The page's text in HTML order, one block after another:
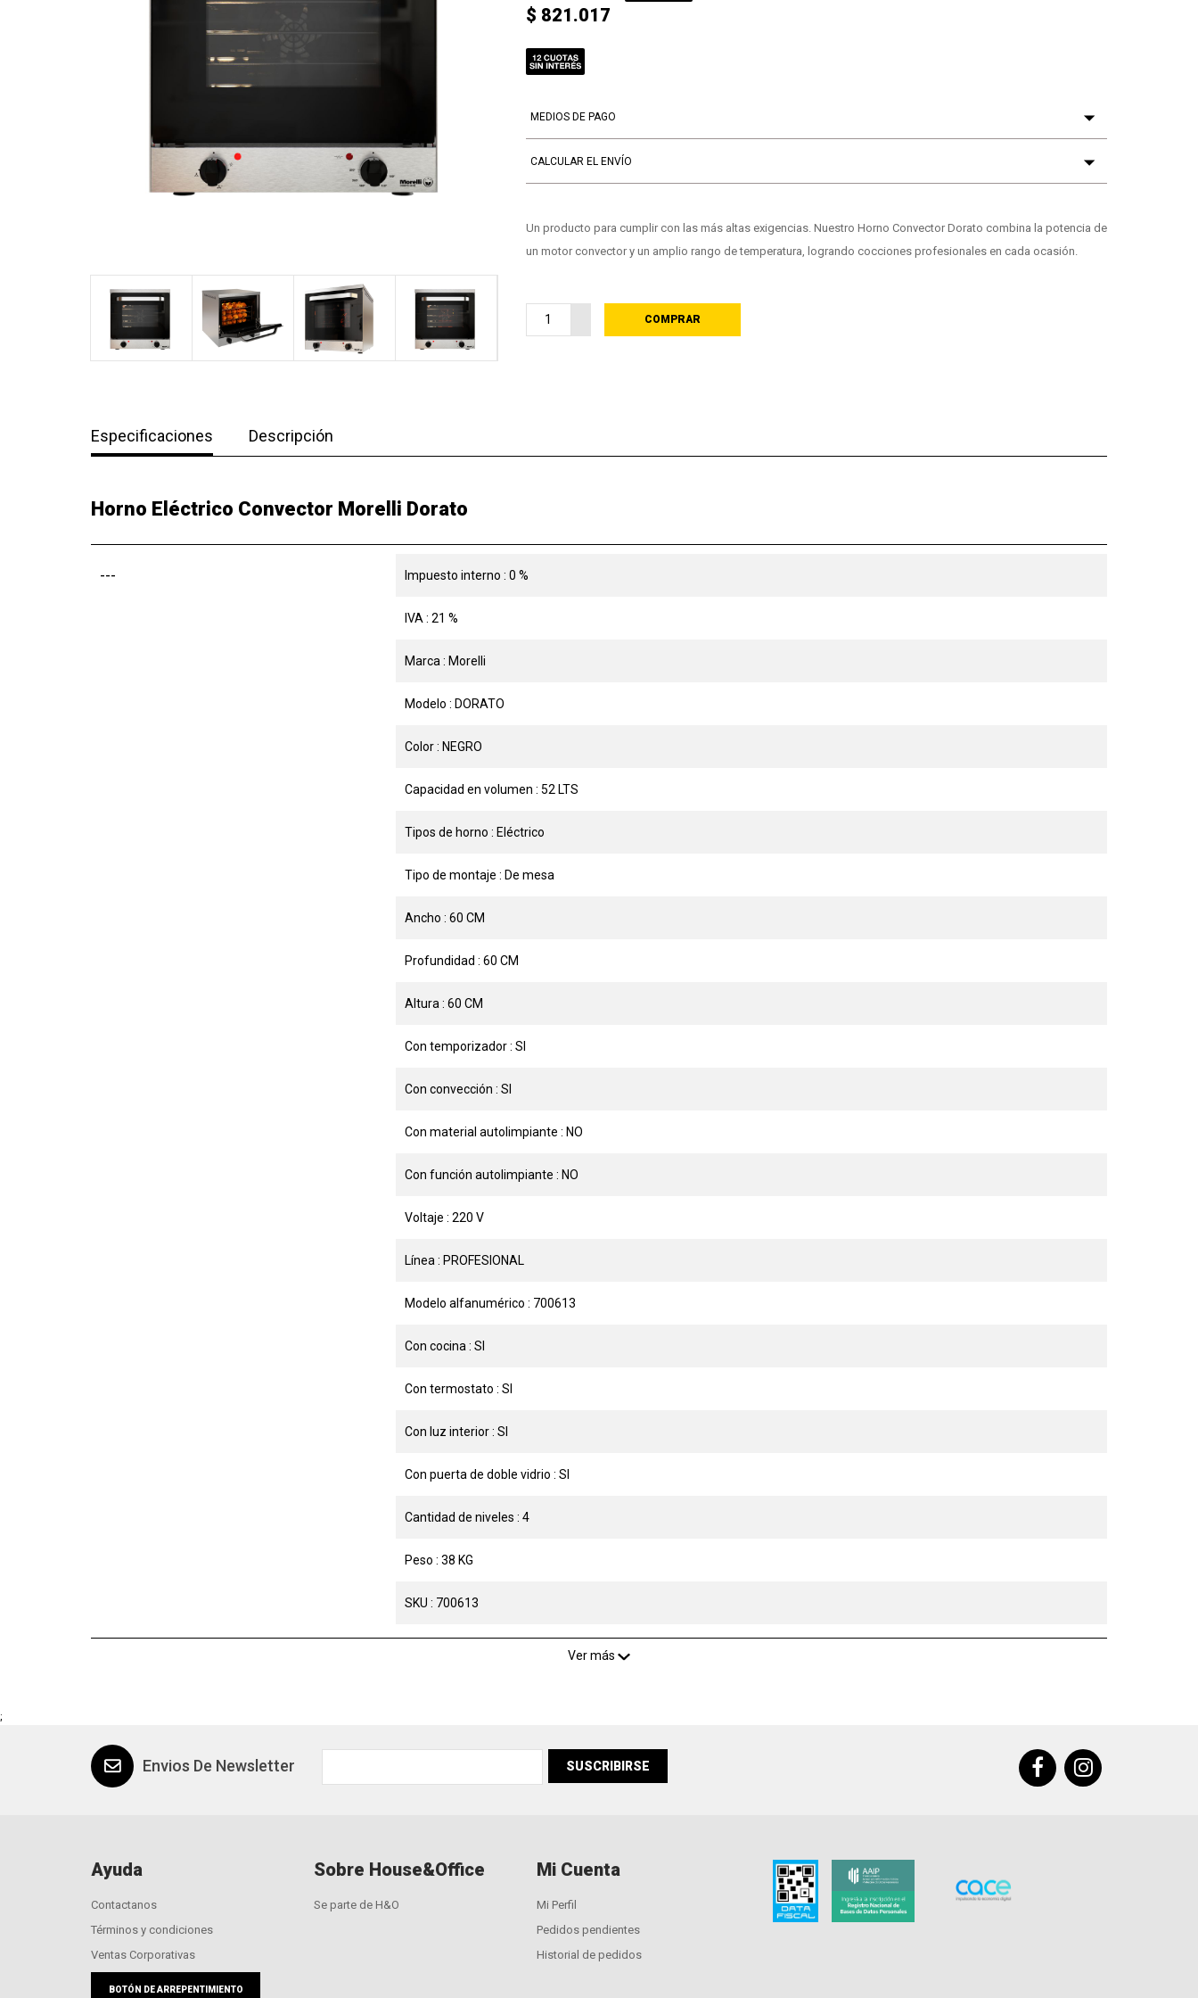
$ 821.017
MEDIOS DE PAGO
CALCULAR EL ENVÍO
Un producto para cumplir con las más altas exigencias. Nuestro Horno Convector Dorato combina la potencia de
un motor convector y un amplio rango de temperatura, logrando cocciones profesionales en cada ocasión.
COMPRAR
Especificaciones Descripción
Horno Eléctrico Convector Morelli Dorato
--- Impuesto interno : 0 %
IVA : 21 %
Marca : Morelli
Modelo : DORATO
Color : NEGRO
Capacidad en volumen : 52 LTS
Tipos de horno : Eléctrico
Tipo de montaje : De mesa
Ancho : 60 CM
Profundidad : 60 CM
Altura : 60 CM
Con temporizador : SI
Con convección : SI
Con material autolimpiante : NO
Con función autolimpiante : NO
Voltaje : 220 V
Línea : PROFESIONAL
Modelo alfanumérico : 700613
Con cocina : SI
Con termostato : SI
Con luz interior : SI
Con puerta de doble vidrio : SI
Cantidad de niveles : 4
Peso : 38 KG
SKU : 700613
Ver más
;
Envios De Newsletter SUSCRIBIRSE
Ayuda
Contactanos
Términos y condiciones
Ventas Corporativas
BOTÓN DE ARREPENTIMIENTO
Sobre House&Office
Se parte de H&O
Mi Cuenta
Mi Perfil
Pedidos pendientes
Historial de pedidos